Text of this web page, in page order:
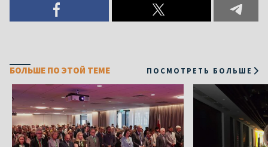
БОЛЬШЕ ПО ЭТОЙ ТЕМЕ ПОСМОТРЕТЬ БОЛЬШЕ